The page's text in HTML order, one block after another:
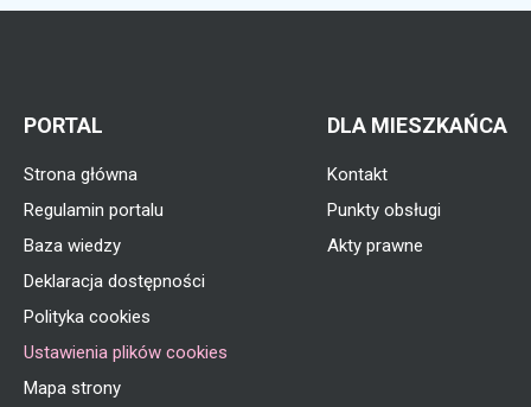
PORTAL
Strona główna
Regulamin portalu
Baza wiedzy
Deklaracja dostępności
Polityka cookies
Ustawienia plików cookies
Mapa strony
DLA MIESZKAŃCA
Kontakt
Punkty obsługi
Akty prawne